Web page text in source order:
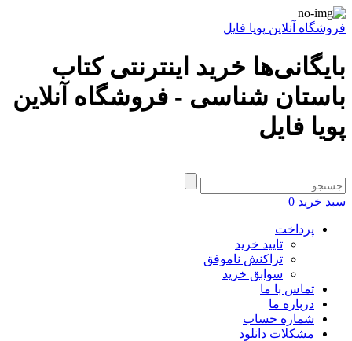
فروشگاه آنلاین پویا فایل
بایگانی‌ها خرید اینترنتی کتاب
باستان شناسی - فروشگاه آنلاین
پویا فایل
سبد خرید 0
پرداخت
تایید خرید
تراکنش ناموفق
سوابق خرید
تماس با ما
درباره ما
شماره حساب
مشکلات دانلود